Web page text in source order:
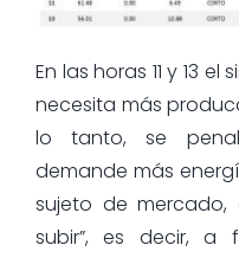
En las horas 11 y 13
necesita más
lo tanto, se
demande más
sujeto de mercado,
subir”, es decir, a